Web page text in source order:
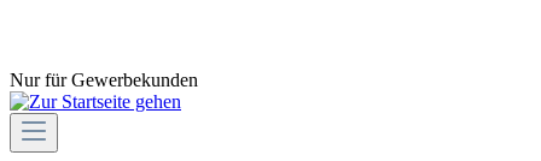
Nur für Gewerbekunden